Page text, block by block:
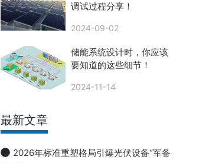
调试过程分享！
2024-09-02
储能系统设计时，你应该
要知道的这些细节！
2024-11-14
最新文章
2026年标准重塑格局引爆光伏设备“军备